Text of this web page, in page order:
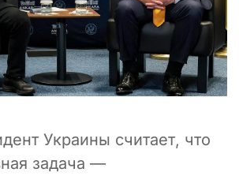
Украины считает, что
задача —